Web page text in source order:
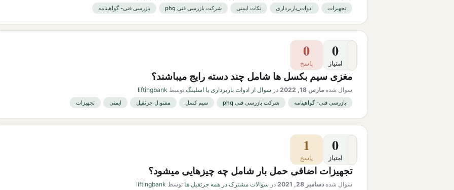
تجهیزات ادوات_باربرداری نکات ایمنی شرکت بازرسی فنی phq بازرسی فنی- گواهینامه
0
امتیاز
0
پاسخ
مغزی سیم بکسل ها شامل چند دسته رایج میباشند؟
سوال شده مارس 18, 2022 در سوال از ادوات باربرداری یا اسلینگ توسط liftingbank
بازرسی فنی- گواهینامه شرکت بازرسی فنی phq سیم کسل مفتو.ل جرثقیل ایمنی تجهیزات
0
امتیاز
1
پاسخ
تجهیزات اضافی حمل بار شامل چه چیزهایی میشود؟
سوال شده دسامبر 28, 2021 در سوالات مشترک در همه جرثقیل ها توسط liftingbank